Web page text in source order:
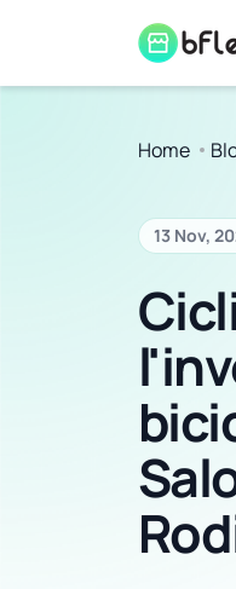
Home
13 Nov,